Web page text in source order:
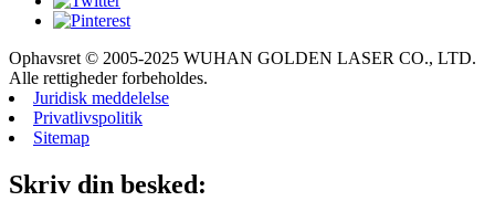
Ophavsret © 2005-2025 WUHAN GOLDEN LASER CO., LTD.
Alle rettigheder forbeholdes.
Juridisk meddelelse
Privatlivspolitik
Sitemap
Skriv din besked: